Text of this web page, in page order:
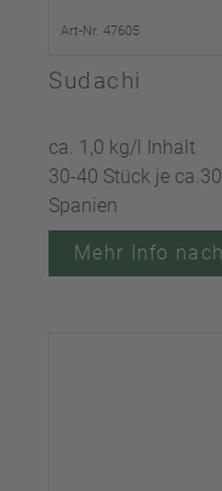
Art-Nr. 47605
Sudachi
ca. 1,0 kg/l Inhalt
30-40 Stück je
Spanien
Mehr Info